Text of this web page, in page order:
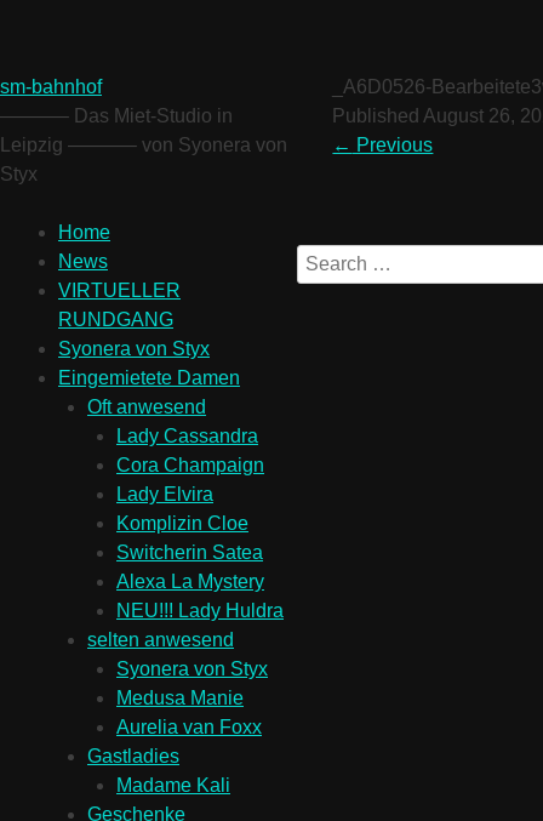
sm-bahnhof
———– Das Miet-Studio in
Leipzig ———– von Syonera von
Styx
Home
News
VIRTUELLER
RUNDGANG
Syonera von Styx
Eingemietete Damen
Oft anwesend
Lady Cassandra
Cora Champaign
Lady Elvira
Komplizin Cloe
Switcherin Satea
Alexa La Mystery
NEU!!! Lady Huldra
selten anwesend
Syonera von Styx
Medusa Manie
Aurelia van Foxx
Gastladies
Madame Kali
Geschenke
_A6D0526-
Published August 26,
← Previous